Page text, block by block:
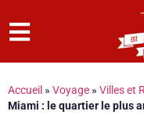
Accueil » Voyage » Villes et
Miami : le quartier le plus